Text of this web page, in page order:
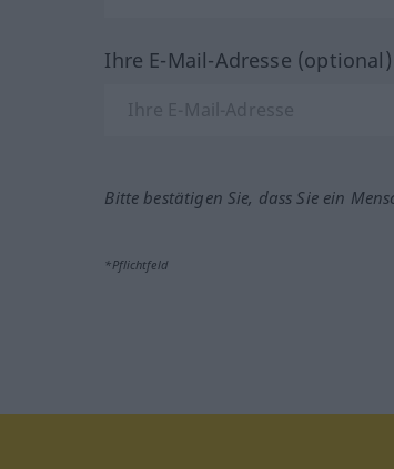
Ihre E-Mail-Adresse (optional)
Bitte bestätigen Sie, dass Sie ein
*Pflichtfeld